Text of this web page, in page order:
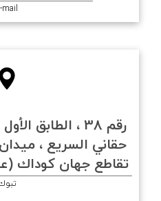
mail
حقاني السريع ،
تقاطع جهان كوداك